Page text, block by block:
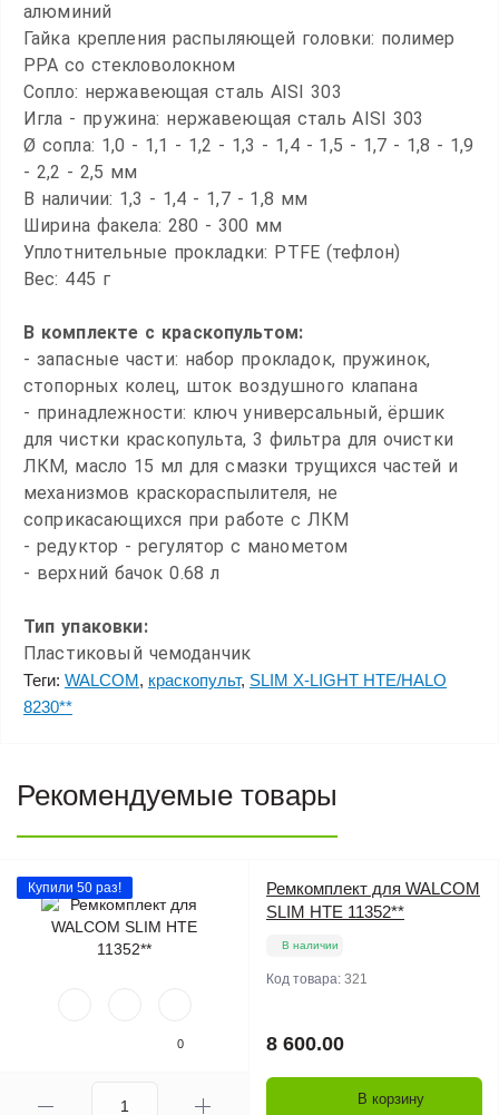
алюминий
Гайка крепления распыляющей головки: полимер
PPA со стекловолокном
Сопло: нержавеющая сталь AISI 303
Игла - пружина: нержавеющая сталь AISI 303
Ø сопла: 1,0 - 1,1 - 1,2 - 1,3 - 1,4 - 1,5 - 1,7 - 1,8 - 1,9
- 2,2 - 2,5 мм
В наличии: 1,3 - 1,4 - 1,7 - 1,8 мм
Ширина факела: 280 - 300 мм
Уплотнительные прокладки: PTFE (тефлон)
Вес: 445 г
В комплекте с краскопультом:
- запасные части: набор прокладок, пружинок,
стопорных колец, шток воздушного клапана
- принадлежности: ключ универсальный, ёршик
для чистки краскопульта, 3 фильтра для очистки
ЛКМ, масло 15 мл для смазки трущихся частей и
механизмов краскораспылителя, не
соприкасающихся при работе с ЛКМ
- редуктор - регулятор с манометом
- верхний бачок 0.68 л
Тип упаковки:
Пластиковый чемоданчик
Теги: WALCOM, краскопульт, SLIM X-LIGHT HTE/HALO
8230**
Рекомендуемые товары
Купили 50 раз!
0
Ремкомплект для WALCOM
SLIM HTE 11352**
В наличии
Код товара: 321
8 600.00
В корзину